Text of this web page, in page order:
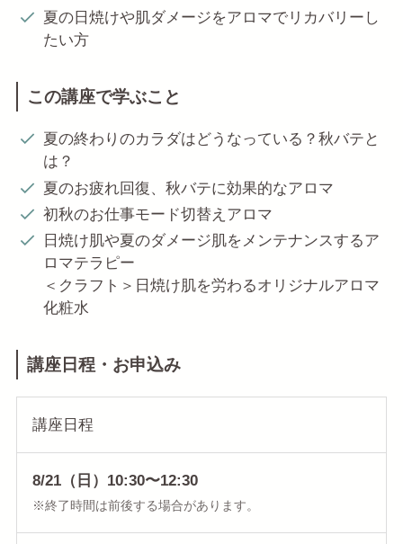
夏の日焼けや肌ダメージをアロマでリカバリーし
たい方
この講座で学ぶこと
夏の終わりのカラダはどうなっている？秋バテと
は？
夏のお疲れ回復、秋バテに効果的なアロマ
初秋のお仕事モード切替えアロマ
日焼け肌や夏のダメージ肌をメンテナンスするア
ロマテラピー
＜クラフト＞日焼け肌を労わるオリジナルアロマ
化粧水
講座日程・お申込み
講座日程
8/21（日）10:30〜12:30
※終了時間は前後する場合があります。